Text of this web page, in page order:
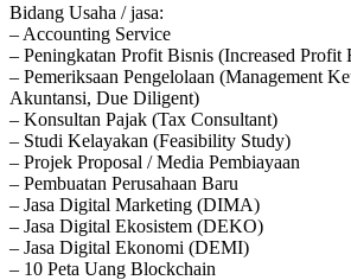
Bidang Usaha / jasa:
– Accounting Service
– Peningkatan Profit Bisnis (Increased Profit
– Pemeriksaan Pengelolaan (Management
Akuntansi, Due Diligent)
– Konsultan Pajak (Tax Consultant)
– Studi Kelayakan (Feasibility Study)
– Projek Proposal / Media Pembiayaan
– Pembuatan Perusahaan Baru
– Jasa Digital Marketing (DIMA)
– Jasa Digital Ekosistem (DEKO)
– Jasa Digital Ekonomi (DEMI)
– 10 Peta Uang Blockchain